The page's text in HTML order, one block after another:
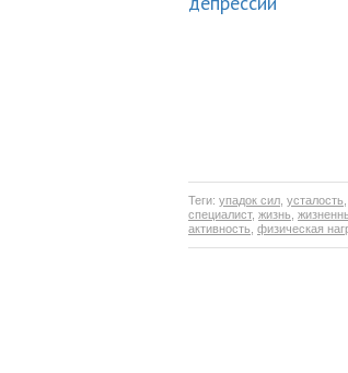
Теги: упадок сил усталость
специалист, жизнь
активность физическая